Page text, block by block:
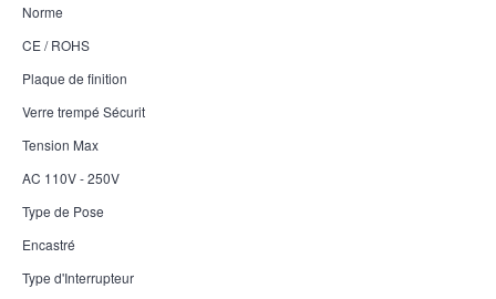
Norme
CE / ROHS
Plaque de finition
Verre trempé Sécurit
Tension Max
AC 110V - 250V
Type de Pose
Encastré
Type d'Interrupteur